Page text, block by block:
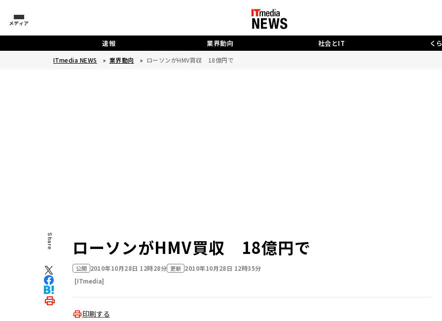
メディア
速報 業界動向 社会とIT く
ITmedia NEWS 業界動向 ローソンがHMV買収 18億円で
Share ローソンがHMV買収 18億円で
公開 2010年10月28日 12時28分 更新 2010年10月28日 12時35分
[ITmedia]
印刷する